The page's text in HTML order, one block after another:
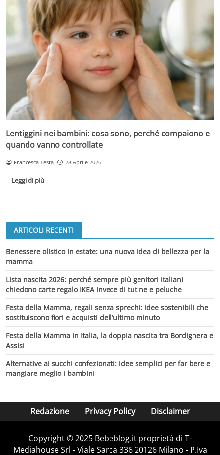
Lentiggini nei bambini: cosa sono, perché compaiono e
quando vanno controllate
Francesca Testa 28 Aprile 2026
Leggi di più
ARTICOLI RECENTI
Benessere olistico in estate: una nuova idea di bellezza per la
mamma
Lista nascita 2026: perché sempre più genitori italiani
chiedono carte regalo IKEA invece di tutine e peluche
Festa della Mamma, regali senza sprechi: idee sostenibili che
sostituiscono fiori e acquisti dell’ultimo minuto
Festa della Mamma in Italia, la doppia nascita tra Bordighera e
Assisi
Alternative ai succhi confezionati: idee semplici per far bere e
mangiare meglio i bambini
Redazione Privacy Policy Disclaimer
Copyright © 2025 Bebeblog.it proprietà di T-
Mediahouse Srl - Viale Sarca 336 20126 Milano - P.Iva